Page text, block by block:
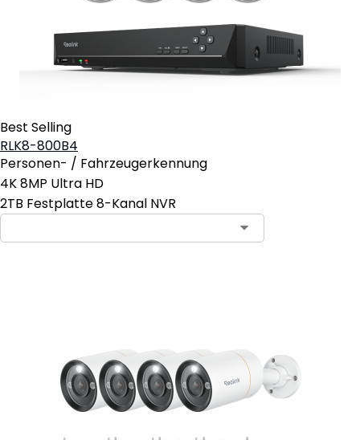
Best Selling
RLK8-800B4
Personen- / Fahrzeugerkennung
4K 8MP Ultra HD
2TB Festplatte 8-Kanal NVR